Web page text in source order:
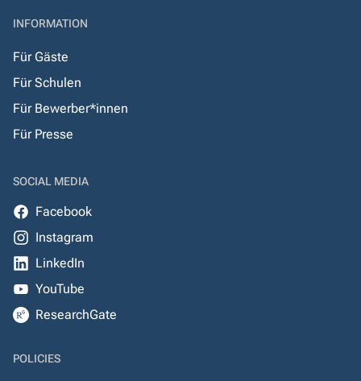
INFORMATION
Für Gäste
Für Schulen
Für Bewerber*innen
Für Presse
SOCIAL MEDIA
Facebook
Instagram
LinkedIn
YouTube
ResearchGate
POLICIES